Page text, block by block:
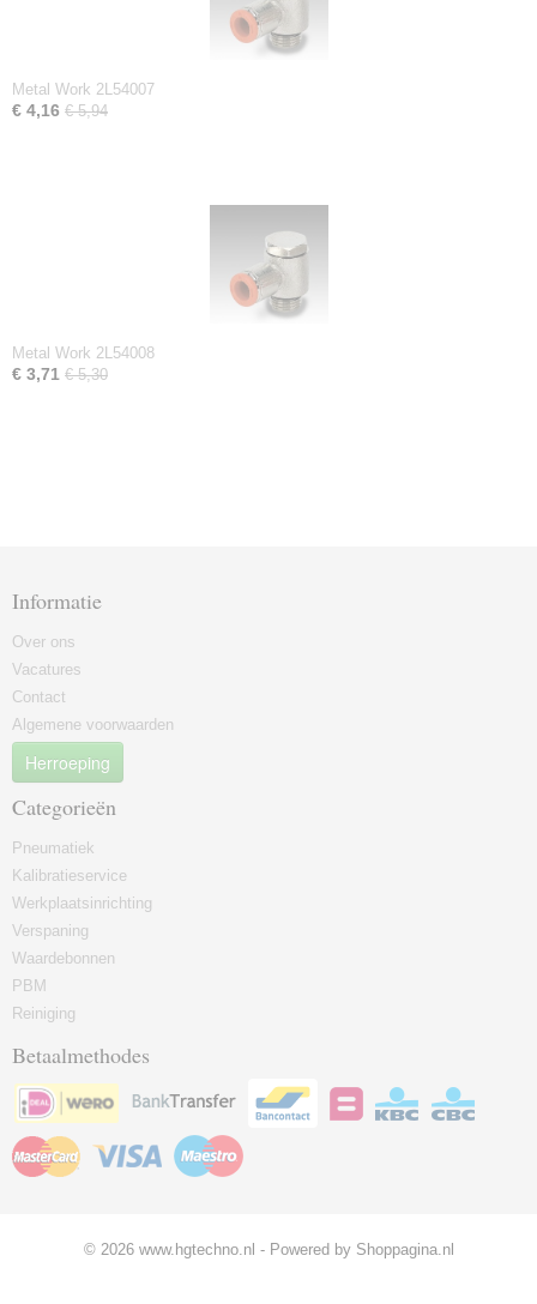
Metal Work 2L54007
€ 4,16 € 5,94
Metal Work 2L54008
€ 3,71 € 5,30
Informatie
Over ons
Vacatures
Contact
Algemene voorwaarden
Herroeping
Categorieën
Pneumatiek
Kalibratieservice
Werkplaatsinrichting
Verspaning
Waardebonnen
PBM
Reiniging
Betaalmethodes
© 2026 www.hgtechno.nl - Powered by Shoppagina.nl